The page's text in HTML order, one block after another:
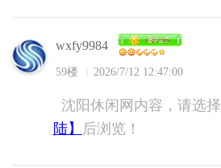
wxfy9984
59楼 2026/7/12 12:47:00
沈阳休闲网内容，请选择
陆】
后浏览！